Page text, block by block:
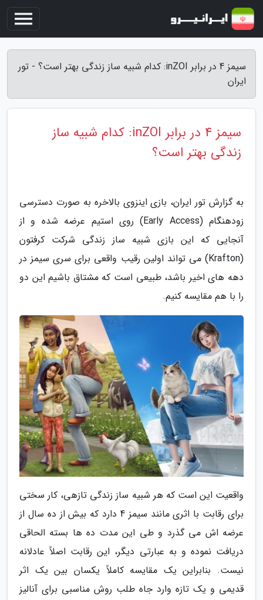
سیمز 4 در برابر inZOI: کدام شبیه ساز زندگی بهتر است؟ - تور
ایران
سیمز 4 در برابر inZOI: کدام شبیه ساز
زندگی بهتر است؟
به گزارش تور ایران، بازی اینزوی بالاخره به صورت دسترسی
زودهنگام (Early Access) روی استیم عرضه شده و از
آنجایی که این بازی شبیه ساز زندگی شرکت کرفتون
(Krafton) می تواند اولین رقیب واقعی برای سری سیمز در
دهه های اخیر باشد، طبیعی است که مشتاق باشیم این دو
را با هم مقایسه کنیم.
واقعیت این است که هر شبیه ساز زندگی تازهی، کار سختی
برای رقابت با اثری مانند سیمز 4 دارد که بیش از ده سال از
عرضه اش می گذرد و طی این مدت ده ها بسته الحاقی
دریافت نموده و به عبارتی دیگر، این رقابت اصلاً عادلانه
نیست. بنابراین یک مقایسه کاملاً یکسان بین یک اثر
قدیمی و یک تازه وارد جاه طلب روش مناسبی برای آنالیز